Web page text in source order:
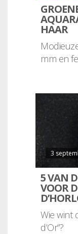
HAAR
mm en
3
5 VAN
VOOR
Wie wint
d’Or”?